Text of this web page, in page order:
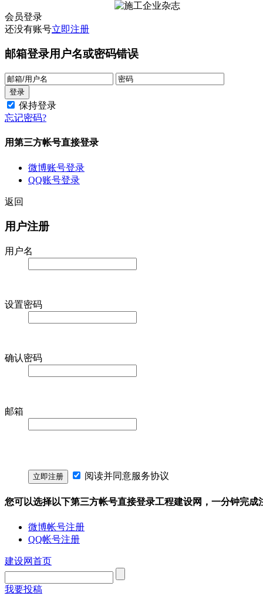
会员登录
还没有账号立即注册
邮箱登录用户名或密码错误
保持登录
忘记密码?
用第三方帐号直接登录
微博账号登录
QQ账号登录
返回
用户注册
用户名
设置密码
确认密码
邮箱
阅读并同意服务协议
您可以选择以下第三方帐号直接登录工程建设网，一分钟完成
微博帐号注册
QQ帐号注册
建设网首页
我要投稿